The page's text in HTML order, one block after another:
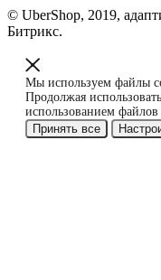
© UberShop, 2019,
Битрикс.
Мы используем файлы
Продолжая
использованием файлов
Принять все